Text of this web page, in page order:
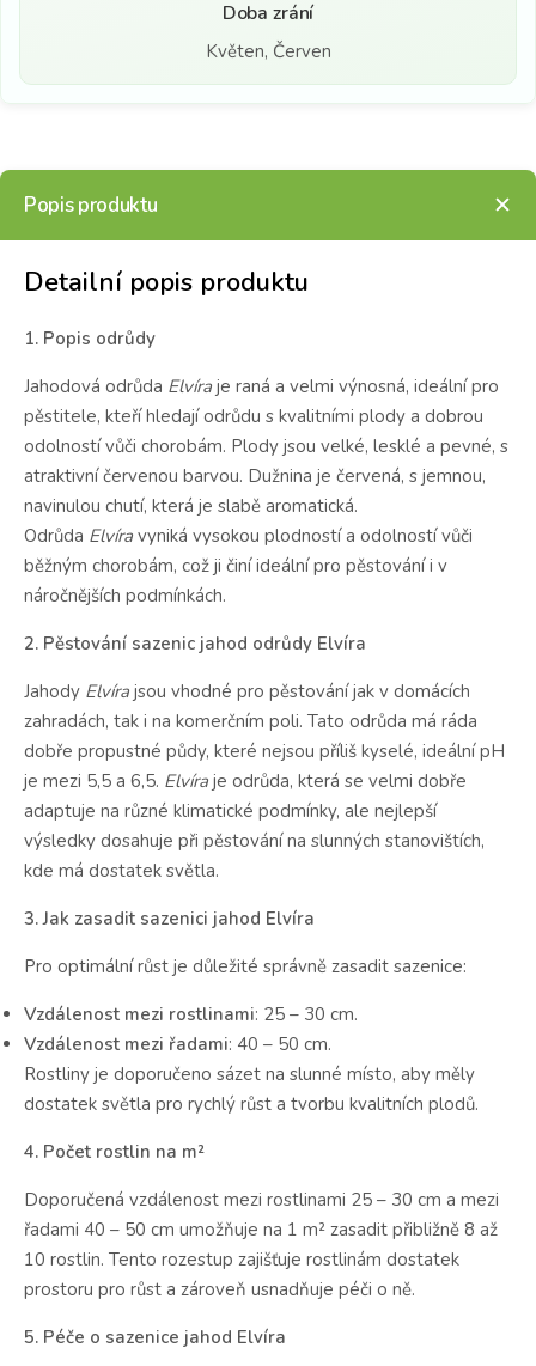
Doba zrání
Květen, Červen
Popis produktu
Detailní popis produktu
1. Popis odrůdy
Jahodová odrůda Elvíra je raná a velmi výnosná, ideální pro
pěstitele, kteří hledají odrůdu s kvalitními plody a dobrou
odolností vůči chorobám. Plody jsou velké, lesklé a pevné, s
atraktivní červenou barvou. Dužnina je červená, s jemnou,
navinulou chutí, která je slabě aromatická.
Odrůda Elvíra vyniká vysokou plodností a odolností vůči
běžným chorobám, což ji činí ideální pro pěstování i v
náročnějších podmínkách.
2. Pěstování sazenic jahod odrůdy Elvíra
Jahody Elvíra jsou vhodné pro pěstování jak v domácích
zahradách, tak i na komerčním poli. Tato odrůda má ráda
dobře propustné půdy, které nejsou příliš kyselé, ideální pH
je mezi 5,5 a 6,5. Elvíra je odrůda, která se velmi dobře
adaptuje na různé klimatické podmínky, ale nejlepší
výsledky dosahuje při pěstování na slunných stanovištích,
kde má dostatek světla.
3. Jak zasadit sazenici jahod Elvíra
Pro optimální růst je důležité správně zasadit sazenice:
Vzdálenost mezi rostlinami: 25 – 30 cm.
Vzdálenost mezi řadami: 40 – 50 cm.
Rostliny je doporučeno sázet na slunné místo, aby měly
dostatek světla pro rychlý růst a tvorbu kvalitních plodů.
4. Počet rostlin na m²
Doporučená vzdálenost mezi rostlinami 25 – 30 cm a mezi
řadami 40 – 50 cm umožňuje na 1 m² zasadit přibližně 8 až
10 rostlin. Tento rozestup zajišťuje rostlinám dostatek
prostoru pro růst a zároveň usnadňuje péči o ně.
5. Péče o sazenice jahod Elvíra